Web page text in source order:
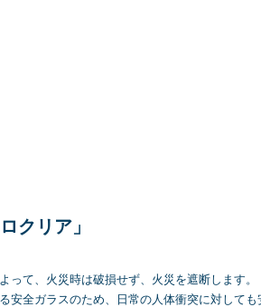
クリア」
って、火災時は破損せず、火災を遮断します。
安全ガラスのため、日常の人体衝突に対しても